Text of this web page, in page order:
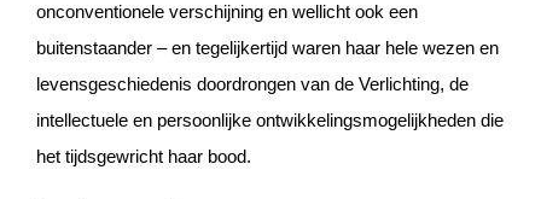
onconventionele verschijning en wellicht ook een
buitenstaander – en tegelijkertijd waren haar hele wezen en
levensgeschiedenis doordrongen van de Verlichting, de
intellectuele en persoonlijke ontwikkelingsmogelijkheden die
het tijdsgewricht haar bood.